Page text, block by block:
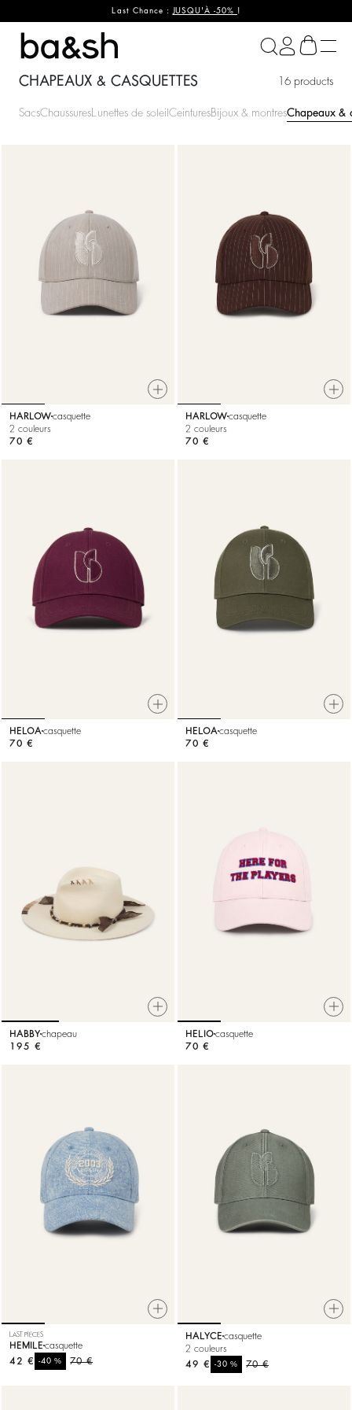
Last Chance :JUSQU'À -50% !
ba&sh
CHAPEAUX & CASQUETTES 16 products
SacsChaussures Lunettes de soleil CeinturesBijoux & montresChapeaux &
HARLOWcasquette
2 couleurs
70 €
HARLOWcasquette
2 couleurs
70 €
HELOAcasquette
70 €
HELOAcasquette
70 €
HABBYchapeau
195 €
HELIOcasquette
70 €
LAST PIECES
HEMILE casquette
70 €
-40%
42 €
HALYCE casquette
2 couleurs
70 €
-30%
49 €